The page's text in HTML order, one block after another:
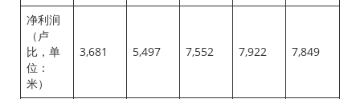
净利润
（卢
比，单
位：
米）
3,681 5,497 7,552 7,922 7,849